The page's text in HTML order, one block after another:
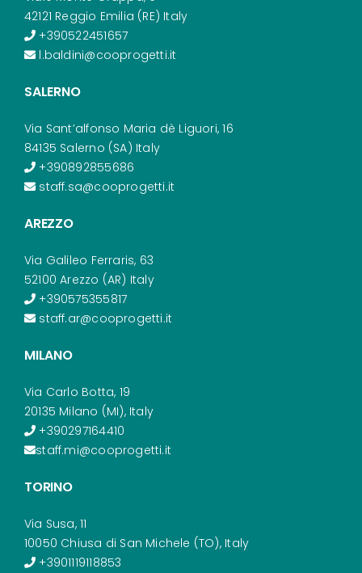
42121 Reggio Emilia (RE) Italy
+390522451657
l.baldini@cooprogetti.it
SALERNO
Via Sant’alfonso Maria dè Liguori, 16
84135 Salerno (SA) Italy
+390892855686
staff.sa@cooprogetti.it
AREZZO
Via Galileo Ferraris, 63
52100 Arezzo (AR) Italy
+390575355817
staff.ar@cooprogetti.it
MILANO
Via Carlo Botta, 19
20135 Milano (MI), Italy
+390297164410
staff.mi@cooprogetti.it
TORINO
Via Susa, 11
10050 Chiusa di San Michele (TO), Italy
+3901119118853